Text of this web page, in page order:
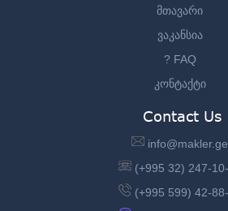
მთავარი
ვაკანსია
? FAQ
კონტაქტი
Contact Us
info@makler.ge
(+995 32) 247-
(+995 599) 42-